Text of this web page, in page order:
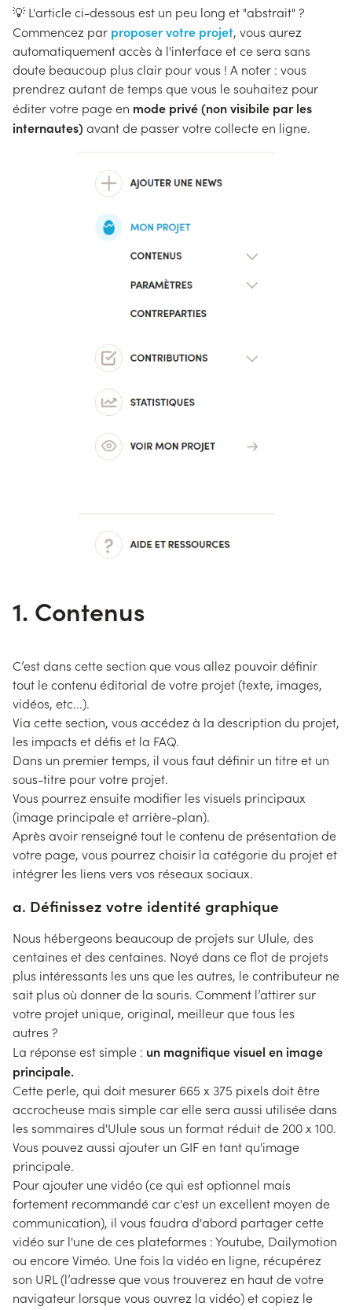
💡 L'article ci-dessous est un peu long et "abstrait" ?
Commencez par proposer votre projet, vous aurez
automatiquement accès à l'interface et ce sera sans
doute beaucoup plus clair pour vous ! A noter : vous
prendrez autant de temps que vous le souhaitez pour
éditer votre page en mode privé (non visibile par les
internautes) avant de passer votre collecte en ligne.
1. Contenus
C’est dans cette section que vous allez pouvoir définir
tout le contenu éditorial de votre projet (texte, images,
vidéos, etc...).
Via cette section, vous accédez à la description du projet,
les impacts et défis et la FAQ.
Dans un premier temps, il vous faut définir un titre et un
sous-titre pour votre projet.
Vous pourrez ensuite modifier les visuels principaux
(image principale et arrière-plan).
Après avoir renseigné tout le contenu de présentation de
votre page, vous pourrez choisir la catégorie du projet et
intégrer les liens vers vos réseaux sociaux.
a. Définissez votre identité graphique
Nous hébergeons beaucoup de projets sur Ulule, des
centaines et des centaines. Noyé dans ce flot de projets
plus intéressants les uns que les autres, le contributeur ne
sait plus où donner de la souris. Comment l’attirer sur
votre projet unique, original, meilleur que tous les
autres ?
La réponse est simple : un magnifique visuel en image
principale.
Cette perle, qui doit mesurer 665 x 375 pixels doit être
accrocheuse mais simple car elle sera aussi utilisée dans
les sommaires d'Ulule sous un format réduit de 200 x 100.
Vous pouvez aussi ajouter un GIF en tant qu'image
principale.
Pour ajouter une vidéo (ce qui est optionnel mais
fortement recommandé car c'est un excellent moyen de
communication), il vous faudra d'abord partager cette
vidéo sur l'une de ces plateformes : Youtube, Dailymotion
ou encore Viméo. Une fois la vidéo en ligne, récupérez
son URL (l’adresse que vous trouverez en haut de votre
navigateur lorsque vous ouvrez la vidéo) et copiez le